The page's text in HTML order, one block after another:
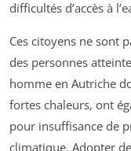
difficultés d’accès à
Ces citoyens ne sont
des personnes
homme en Autriche
fortes chaleurs, ont
pour insuffisance de
climatique. Adopter